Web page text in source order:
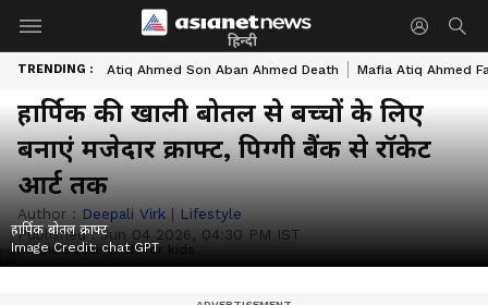
हिन्दी
TRENDING : Atiq Ahmed Son Aban Ahmed Death Mafia Atiq Ahmed
हार्पिक की खाली बोतल से बच्चों के लिए
बनाएं मजेदार क्राफ्ट, पिग्गी बैंक से रॉकेट
आर्ट तक
Author : Deepali Virk | Lifestyle
Published :Jun 04 2026, 04:30 PM IST
हार्पिक बोतल क्राफ्ट
Image Credit:chat GPT